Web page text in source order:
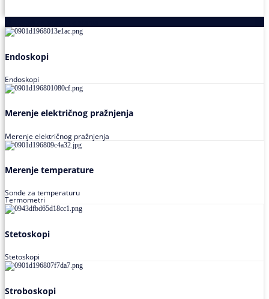
Endoskopi
Endoskopi
Merenje električnog pražnjenja
Merenje električnog pražnjenja
Merenje temperature
Sonde za temperaturu
Termometri
Stetoskopi
Stetoskopi
Stroboskopi